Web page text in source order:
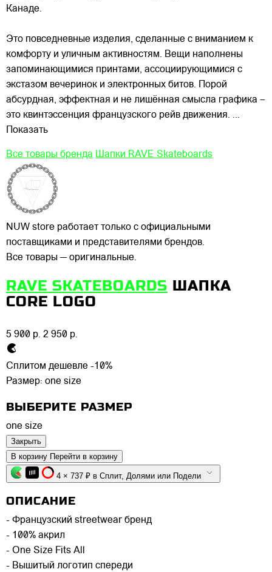
Канаде.
Это повседневные изделия, сделанные с вниманием к
комфорту и уличным активностям. Вещи наполнены
запоминающимися принтами, ассоциирующимися с
экстазом вечеринок и электронных битов. Порой
абсурдная, эффектная и не лишённая смысла графика –
это квинтэссенция французского рейв движения. ...
Показать
Все товары бренда Шапки RAVE Skateboards
NUW store работает только с официальными
поставщиками и представителями брендов.
Все товары — оригинальные.
RAVE SKATEBOARDS ШАПКА
CORE LOGO
5 900 р. 2 950 р.
Сплитом дешевле -10%
Размер: one size
ВЫБЕРИТЕ РАЗМЕР
one size
Закрыть
В корзину Перейти в корзину
4 × 737 ₽ в Сплит, Долями или Подели
ОПИСАНИЕ
- Французский streetwear бренд
- 100% акрил
- One Size Fits All
- Вышитый логотип спереди